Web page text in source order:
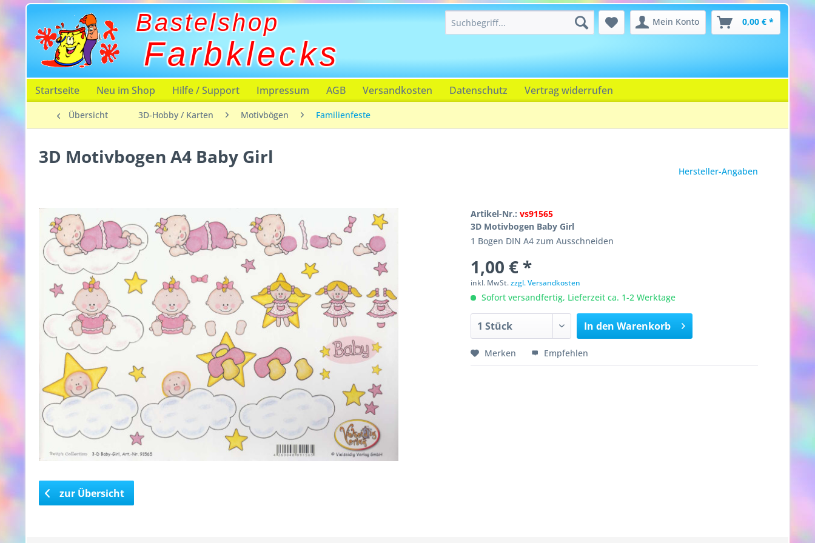
Bastelshop
Farbklecks
Mein Konto 0,00 € *
Startseite Neu im Shop Hilfe / Support Impressum AGB Versandkosten Datenschutz Vertrag widerrufen
Übersicht 3D-Hobby / Karten Motivbögen Familienfeste
3D Motivbogen A4 Baby Girl
Hersteller-Angaben
Artikel-Nr.: vs91565
3D Motivbogen Baby Girl
1 Bogen DIN A4 zum Ausschneiden
1,00 € *
inkl. MwSt.zzgl. Versandkosten
Sofort versandfertig, Lieferzeit ca. 1-2 Werktage
In den Warenkorb
Merken Empfehlen
zur Übersicht